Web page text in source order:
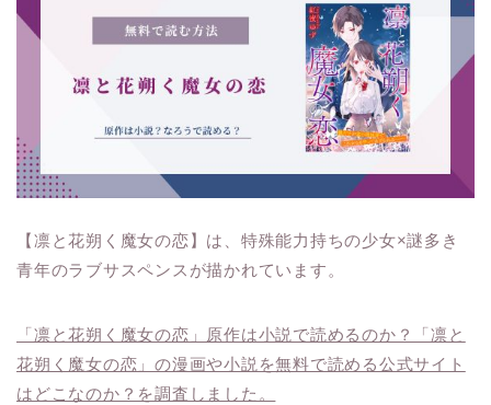
【凛と花朔く魔女の恋】は、特殊能力持ちの少女×謎多き
青年のラブサスペンスが描かれています。
「凛と花朔く魔女の恋」原作は小説で読めるのか？「凛と
花朔く魔女の恋」の漫画や小説を無料で読める公式サイト
はどこなのか？を調査しました。